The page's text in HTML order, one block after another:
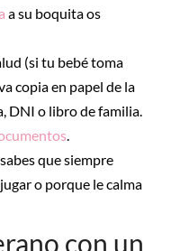
a su boquita os
(si tu bebé toma
copia en papel de la
DNI o libro de familia.
.
que siempre
o porque le calma
con un